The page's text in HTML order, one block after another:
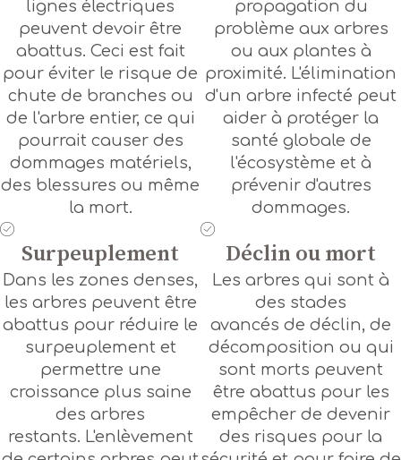
lignes électriques
peuvent devoir être
abattus. Ceci est fait
pour éviter le risque de
chute de branches ou
de l'arbre entier, ce qui
pourrait causer des
dommages matériels,
des blessures ou même
la mort.
propagation du
problème aux arbres
ou aux plantes à
proximité. L'élimination
d'un arbre infecté peut
aider à protéger la
santé globale de
l'écosystème et à
prévenir d'autres
dommages.
Surpeuplement
Dans les zones denses,
les arbres peuvent être
abattus pour réduire le
surpeuplement et
permettre une
croissance plus saine
des arbres
restants. L'enlèvement
Déclin ou mort
Les arbres qui sont à
des stades
avancés de déclin, de
décomposition ou qui
sont morts peuvent
être abattus pour les
empêcher de devenir
des risques pour la